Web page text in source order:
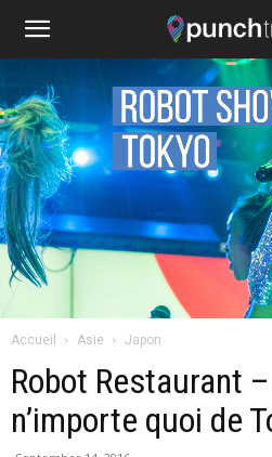
Accueil Asie Japon
Robot Restaurant
n’importe quoi de